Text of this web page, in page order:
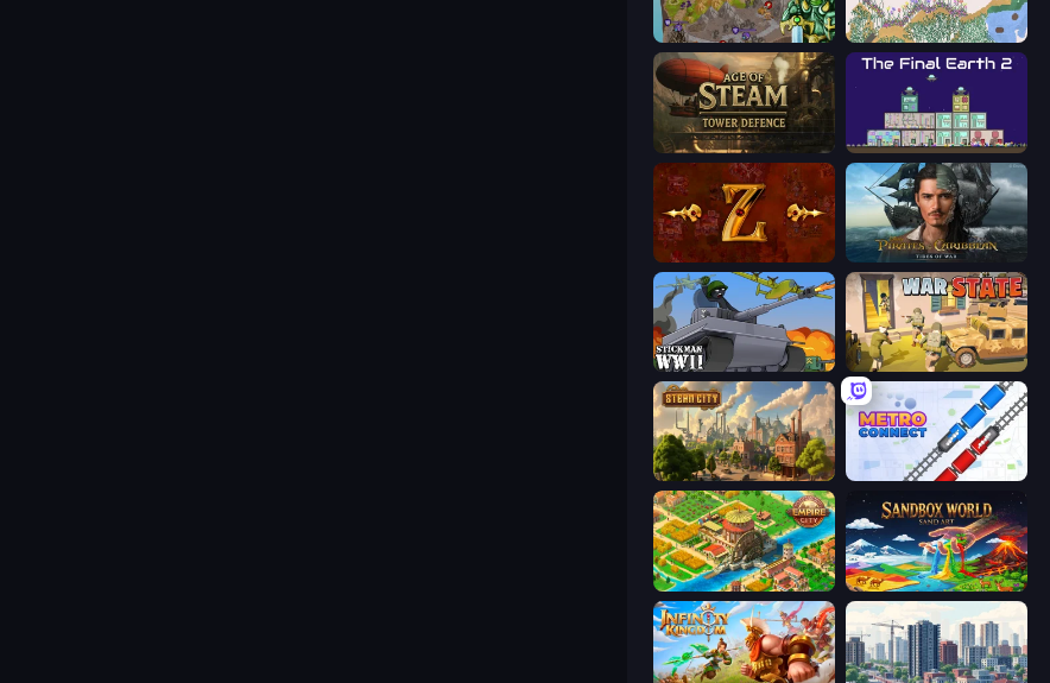
Takeover Sandspiel
Age of Steam Tower Defence The Final Earth 2
Tzared
Stickman WW2 War State IO: Conquer Battles
Steam City Metro Connect
Empire City Sandbox World: Sand Art